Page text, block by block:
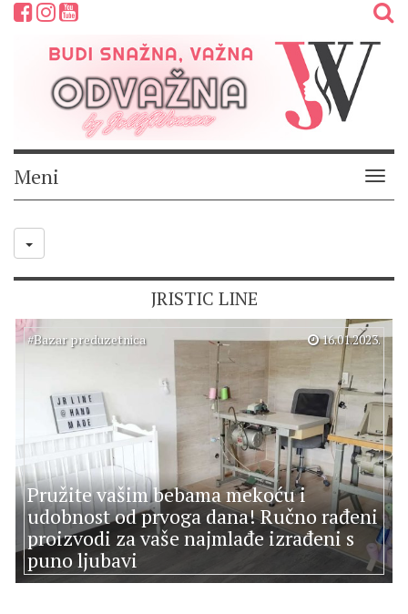
Meni
Meni
JRISTIC LINE
Pružite vašim bebama mekoću i
udobnost od prvoga dana! Ručno rađeni
proizvodi za vaše najmlađe izrađeni s
puno ljubavi
#Bazar preduzetnica 16.01.2023.